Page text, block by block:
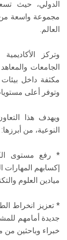
الدولي، حيث
مجموعة واسعة
العالم.
وتركز
الجامعات
مكثفة داخل بيئات
وتوفر أعلى
ويهدف هذا
النوعية، من أبرزها:
* رفع مستوى
إكسابهم المهارات
ميادين العلوم
* تعزيز انخراط
جديدة أمامهم
خبراء وباحثين من